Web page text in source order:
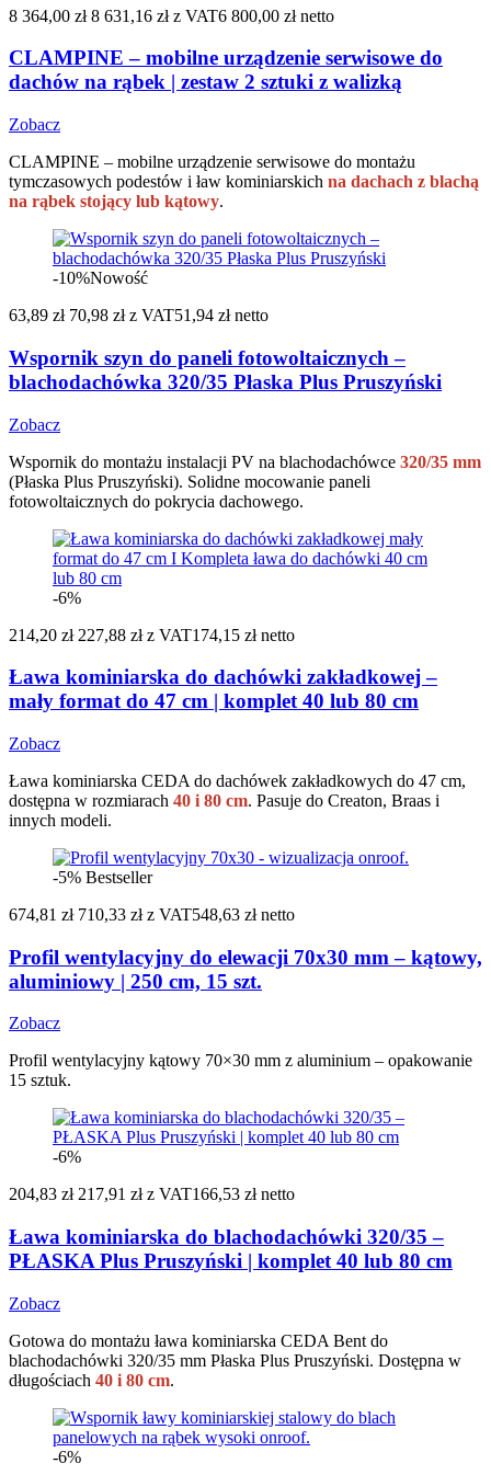
8 364,00 zł 8 631,16 zł z VAT6 800,00 zł netto
CLAMPINE – mobilne urządzenie serwisowe do
dachów na rąbek | zestaw 2 sztuki z walizką
Zobacz
CLAMPINE – mobilne urządzenie serwisowe do montażu
tymczasowych podestów i ław kominiarskich na dachach z blachą
na rąbek stojący lub kątowy.
-10%Nowość
63,89 zł 70,98 zł z VAT51,94 zł netto
Wspornik szyn do paneli fotowoltaicznych –
blachodachówka 320/35 Płaska Plus Pruszyński
Zobacz
Wspornik do montażu instalacji PV na blachodachówce 320/35 mm
(Płaska Plus Pruszyński). Solidne mocowanie paneli
fotowoltaicznych do pokrycia dachowego.
-6%
214,20 zł 227,88 zł z VAT174,15 zł netto
Ława kominiarska do dachówki zakładkowej –
mały format do 47 cm | komplet 40 lub 80 cm
Zobacz
Ława kominiarska CEDA do dachówek zakładkowych do 47 cm,
dostępna w rozmiarach 40 i 80 cm. Pasuje do Creaton, Braas i
innych modeli.
-5% Bestseller
674,81 zł 710,33 zł z VAT548,63 zł netto
Profil wentylacyjny do elewacji 70x30 mm – kątowy,
aluminiowy | 250 cm, 15 szt.
Zobacz
Profil wentylacyjny kątowy 70×30 mm z aluminium – opakowanie
15 sztuk.
-6%
204,83 zł 217,91 zł z VAT166,53 zł netto
Ława kominiarska do blachodachówki 320/35 –
PŁASKA Plus Pruszyński | komplet 40 lub 80 cm
Zobacz
Gotowa do montażu ława kominiarska CEDA Bent do
blachodachówki 320/35 mm Płaska Plus Pruszyński. Dostępna w
długościach 40 i 80 cm.
-6%